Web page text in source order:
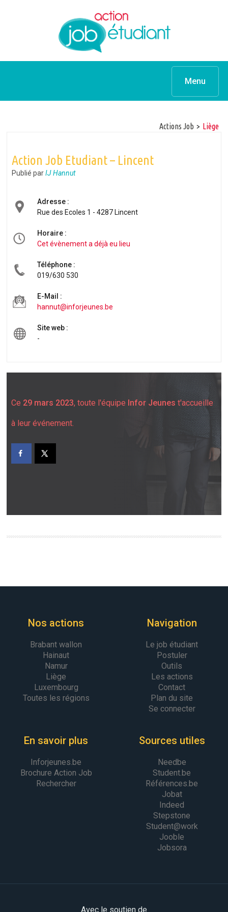
Menu
Actions Job > Liège
Action Job Etudiant – Lincent
Publié par IJ Hannut
Adresse :
Rue des Ecoles 1 - 4287 Lincent
Horaire :
Cet évènement a déjà eu lieu
Téléphone :
019/630 530
E-Mail :
hannut@inforjeunes.be
Site web :
-
Ce 29 mars 2023, toute l'équipe Infor Jeunes t'accueille
à leur événement.
Nos actions
Brabant wallon
Hainaut
Namur
Liège
Luxembourg
Toutes les régions
Navigation
Le job étudiant
Postuler
Outils
Les actions
Contact
Plan du site
Se connecter
En savoir plus
Inforjeunes.be
Brochure Action Job
Rechercher
Sources utiles
Needbe
Student.be
Références.be
Jobat
Indeed
Stepstone
Student@work
Jooble
Jobsora
Avec le soutien de